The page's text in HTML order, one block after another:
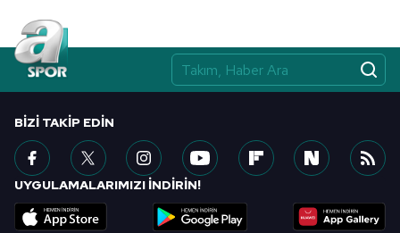
BIZI TAKIP EDIN
UYGULAMALARIMIZI İNDİRİN!